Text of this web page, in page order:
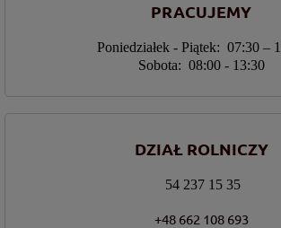
PRACUJEMY
Poniedziałek - Piątek: 07:30 –
Sobota: 08:00 - 13:30
DZIAŁ ROLNICZY
54 237 15 35
+48 662 108 693